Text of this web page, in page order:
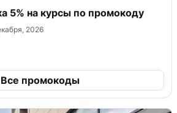
5% на курсы по промокоду
2026
Все промокоды